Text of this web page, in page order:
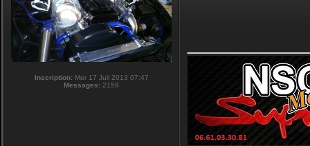
Inscription:Mer 17 Juil 2013 07:47
Messages: 2159